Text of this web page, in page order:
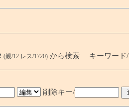
(親/12 レス/1720) から検索 キーワード/
削除キー/